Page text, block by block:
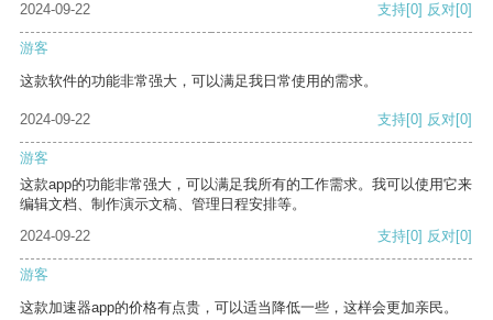
2024-09-22
支持[0] 反对[0]
游客
这款软件的功能非常强大，可以满足我日常使用的需求。
2024-09-22 支持[0] 反对[0]
游客
这款app的功能非常强大，可以满足我所有的工作需求。我可以使用它来
编辑文档、制作演示文稿、管理日程安排等。
2024-09-22
支持[0] 反对[0]
游客
这款加速器app的价格有点贵，可以适当降低一些，这样会更加亲民。